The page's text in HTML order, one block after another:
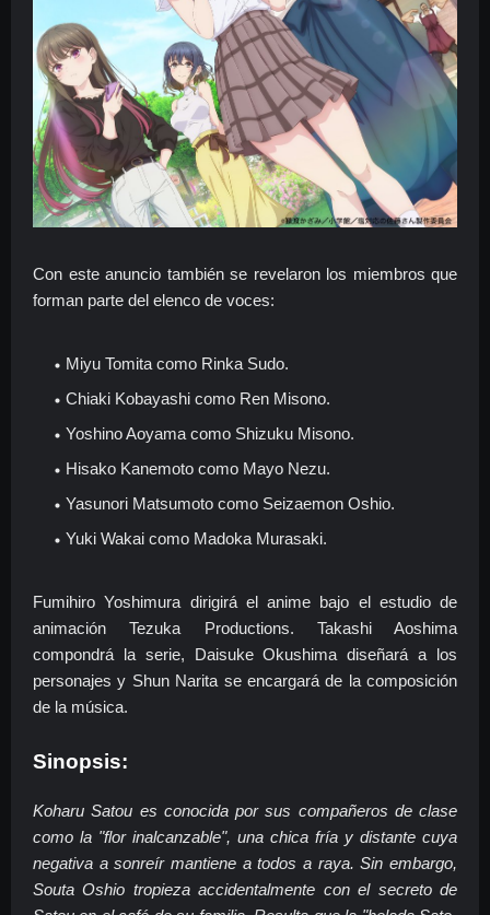
Con este anuncio también se revelaron los miembros que
forman parte del elenco de voces:
Miyu Tomita como Rinka Sudo.
Chiaki Kobayashi como Ren Misono.
Yoshino Aoyama como Shizuku Misono.
Hisako Kanemoto como Mayo Nezu.
Yasunori Matsumoto como Seizaemon Oshio.
Yuki Wakai como Madoka Murasaki.
Fumihiro Yoshimura dirigirá el anime bajo el estudio de
animación Tezuka Productions. Takashi Aoshima
compondrá la serie, Daisuke Okushima diseñará a los
personajes y Shun Narita se encargará de la composición
de la música.
Sinopsis:
Koharu Satou es conocida por sus compañeros de clase
como la "flor inalcanzable", una chica fría y distante cuya
negativa a sonreír mantiene a todos a raya. Sin embargo,
Souta Oshio tropieza accidentalmente con el secreto de